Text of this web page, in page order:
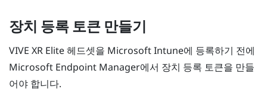
장치 등록 토큰 만들기
VIVE XR Elite헤드셋을 Microsoft Intune에 등록하기 전에
Microsoft Endpoint Manager에서 장치 등록 토큰을 만들
어야 합니다.